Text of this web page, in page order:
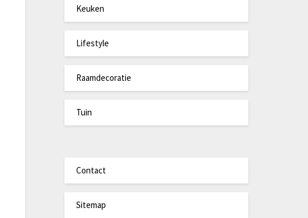
Keuken
Lifestyle
Raamdecoratie
Tuin
Contact
Sitemap